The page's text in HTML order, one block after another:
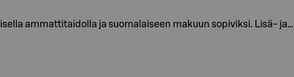
ammattitaidolla ja suomalaiseen makuun sopiviksi. Lisä- ja…